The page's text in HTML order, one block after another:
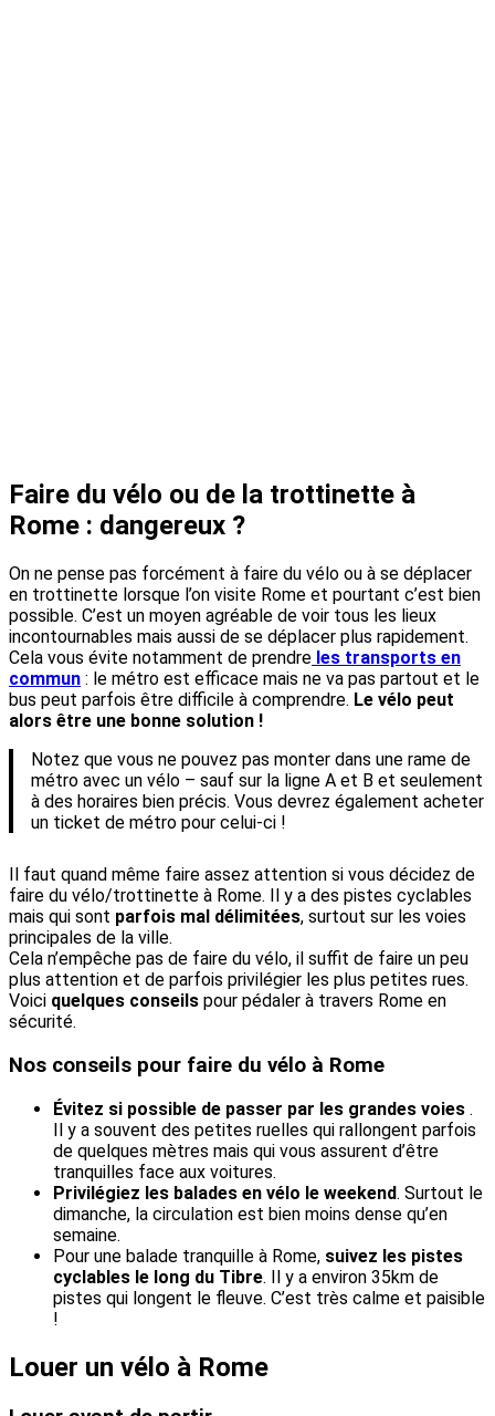
Faire du vélo ou de la trottinette à
Rome : dangereux ?
On ne pense pas forcément à faire du vélo ou à se déplacer
en trottinette lorsque l’on visite Rome et pourtant c’est bien
possible. C’est un moyen agréable de voir tous les lieux
incontournables mais aussi de se déplacer plus rapidement.
Cela vous évite notamment de prendre les transports en
commun : le métro est efficace mais ne va pas partout et le
bus peut parfois être difficile à comprendre. Le vélo peut
alors être une bonne solution !
Notez que vous ne pouvez pas monter dans une rame de
métro avec un vélo – sauf sur la ligne A et B et seulement
à des horaires bien précis. Vous devrez également acheter
un ticket de métro pour celui-ci !
Il faut quand même faire assez attention si vous décidez de
faire du vélo/trottinette à Rome. Il y a des pistes cyclables
mais qui sont parfois mal délimitées, surtout sur les voies
principales de la ville.
Cela n’empêche pas de faire du vélo, il suffit de faire un peu
plus attention et de parfois privilégier les plus petites rues.
Voici quelques conseils pour pédaler à travers Rome en
sécurité.
Nos conseils pour faire du vélo à Rome
Évitez si possible de passer par les grandes voies .
Il y a souvent des petites ruelles qui rallongent parfois
de quelques mètres mais qui vous assurent d’être
tranquilles face aux voitures.
Privilégiez les balades en vélo le weekend. Surtout le
dimanche, la circulation est bien moins dense qu’en
semaine.
Pour une balade tranquille à Rome, suivez les pistes
cyclables le long du Tibre. Il y a environ 35km de
pistes qui longent le fleuve. C’est très calme et paisible
!
Louer un vélo à Rome